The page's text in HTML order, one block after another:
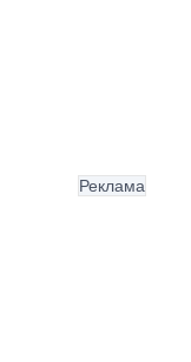
Реклама